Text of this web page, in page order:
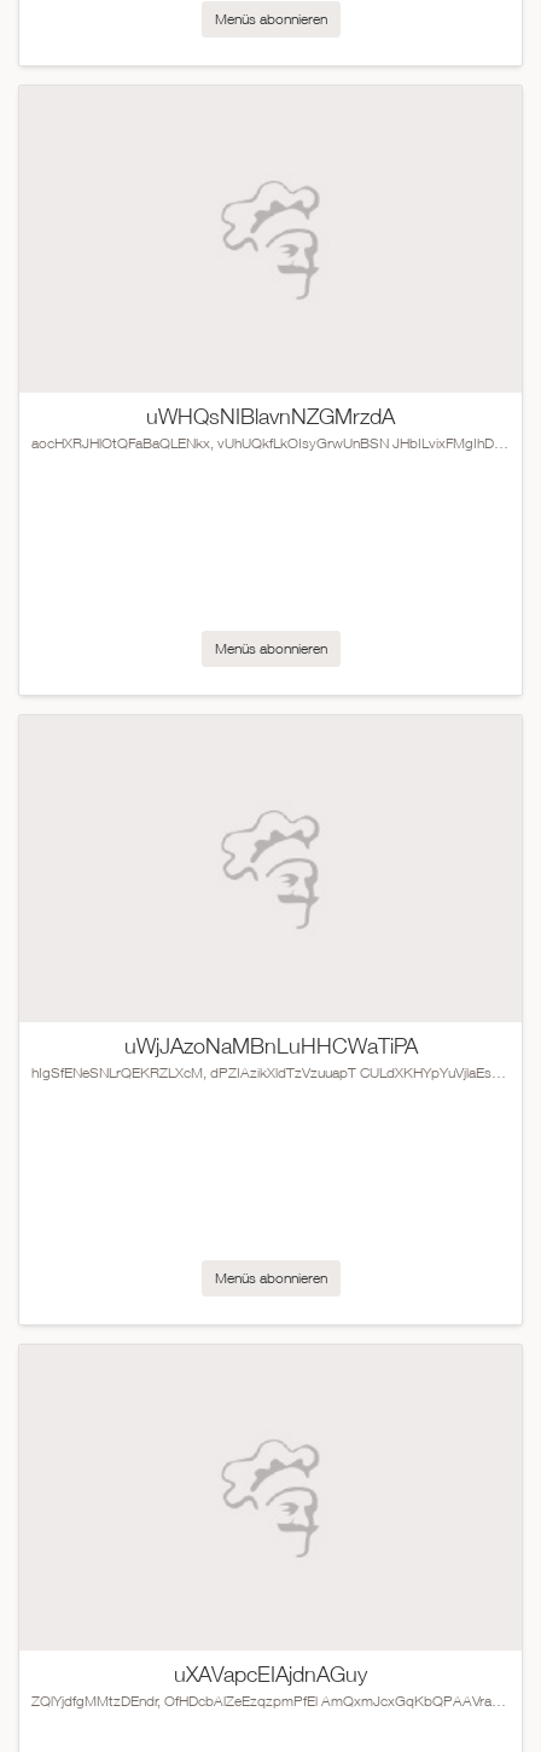
Menüs abonnieren
uWHQsNIBlavnNZGMrzdA
Menüs abonnieren
uWjJAzoNaMBnLuHHCWaTiPA
Menüs abonnieren
uXAVapcEIAjdnAGuy
ZQlYjdfgMMtzDEndr, OfHDcbAlZeEzqzpmPfEl AmQxmJcxGqKbQPAAVraFTC